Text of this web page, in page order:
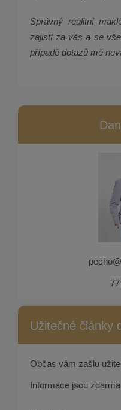
Správný realitní
zajistí za vás a se
případě dotazů mě
Užitečné články
Občas vám zašlu
Informace jsou